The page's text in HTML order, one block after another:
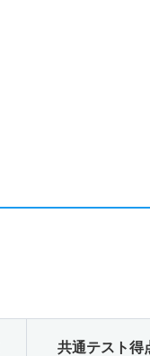
共通テスト得